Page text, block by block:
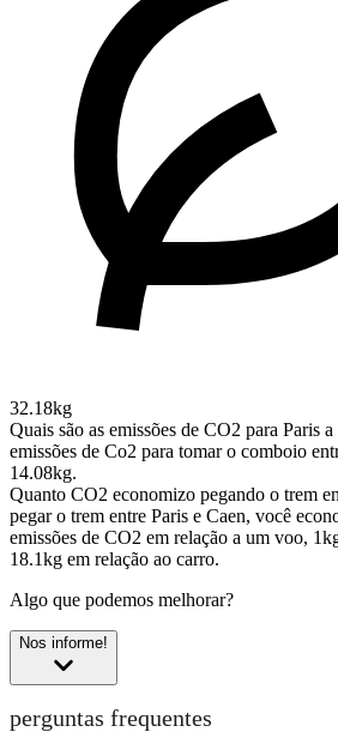
32.18kg
Quais são as emissões de CO2 para Paris
emissões de Co2 para tomar o comboio
14.08kg.
Quanto CO2 economizo pegando o trem
pegar o trem entre Paris e Caen, você
emissões de CO2 em relação a um voo,
18.1kg em relação ao carro.
Algo que podemos melhorar?
Nos informe!
perguntas frequentes